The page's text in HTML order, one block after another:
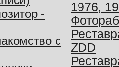
-
с
1976,
ZDD